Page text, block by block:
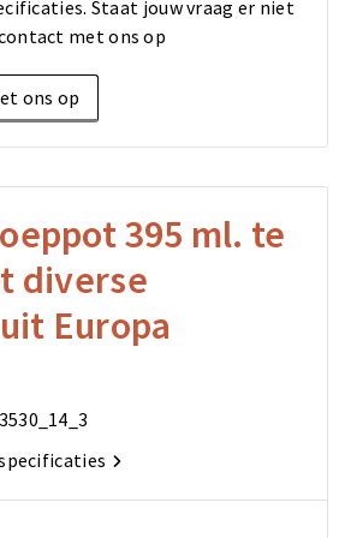
en USB Staat jouw vraag er niet
met ons op
ons op
395 ml. te
diverse
Europa